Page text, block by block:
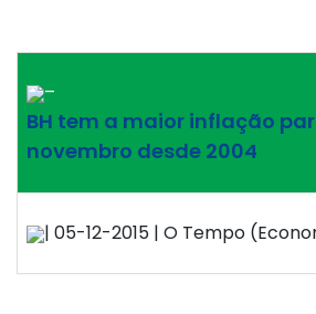
–
BH tem a maior inflação
novembro desde 2004
| 05-12-2015 | O Tempo